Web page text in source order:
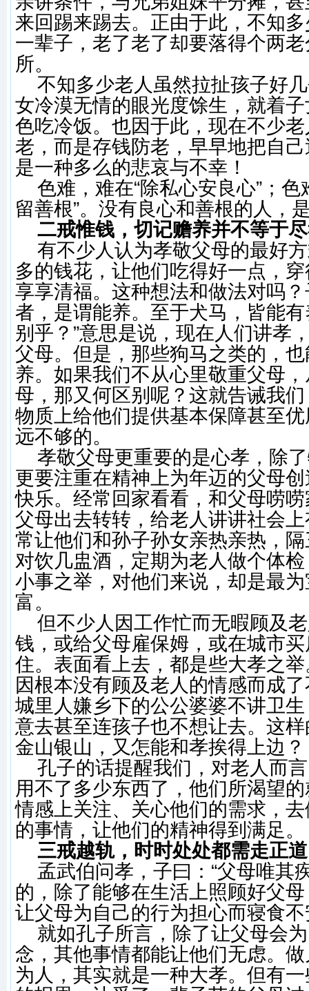
来回踢来踢去。正由于此，不知
一辈子，老了老了却要落得个两
所。
不知多少老人虽然拉扯孩子好
女冷漠无情的眼光度馀生，就着
色吃冷饭。也因于此，现在不少
老，而是存钱防老，早早地把自
是一种多么的悲哀与不幸！
色难，难在“除私心安良心”；色
留善根”。没有良心和善根的人，
二戒惟钱，切记赡养并不等于
有不少人认为孝敬父母的最好
多的钱花，让他们吃得好一点，
享享清福。这种想法和做法对吗？
者，是谓能养。至于犬马，皆能
别乎？”意思是说，现在人们讲孝
父母。但是，那些狗马之类的，
养。如果我们不从心里敬重父母
母，那又何区别呢？这就告诫我
物质上给他们提供基本保障甚至
远不够的。
孝敬父母更重要的是心孝，除
更要注重在精神上为年迈的父母
快乐。经常回家看看，和父母唠
父母出去转转，给老人讲讲社会
常让他们和孙子孙女亲热亲热，
对饮几盅酒，定期为老人做个体
小事之举，对他们来说，却是最
富。
但不少人因工作忙而无暇顾及
钱，或给父母雇保姆，或在城市
住。表面看上去，都是些大孝之
因根本没有顾及老人的情感而成
城里人嫌乡下的公公婆婆不讲卫
意去甚至连孩子也不想让去。这
金山银山，又怎能和孝挨得上边？
孔子的话提醒我们，对老人而
用不了多少东西了，他们所渴望
情感上关注、关心他们的需求，
的事情，让他们的精神得到满足。
三戒越轨，时时处处都需走正
孟武伯问孝，子曰：“父母唯其
的，除了能够在生活上照顾好父
让父母为自己的行为担心而寝食
就如孔子所言，除了让父母会
念，其他事情都能让他们无虑。
为人，其实就是一种大孝。但有